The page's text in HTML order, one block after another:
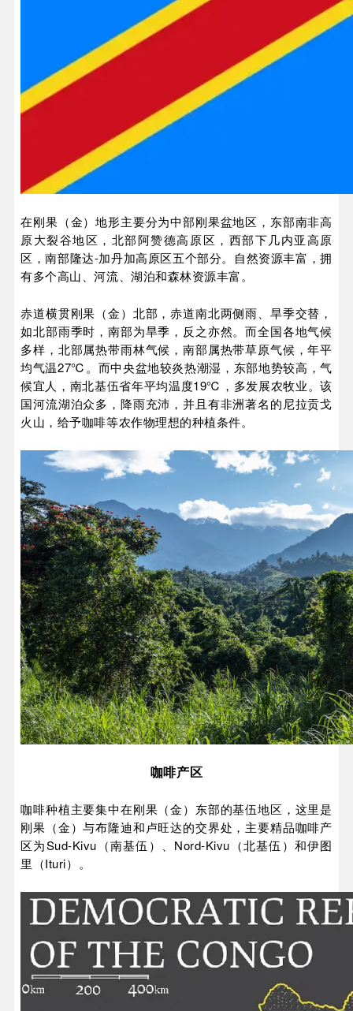
在刚果（金）地形主要分为中部刚果盆地区，东部南非高
原大裂谷地区，北部阿赞德高原区，西部下几内亚高原
区，南部隆达-加丹加高原区五个部分。自然资源丰富，拥
有多个高山、河流、湖泊和森林资源丰富。
赤道横贯刚果（金）北部，赤道南北两侧雨、旱季交替，
如北部雨季时，南部为旱季，反之亦然。而全国各地气候
多样，北部属热带雨林气候，南部属热带草原气候，年平
均气温27℃。而中央盆地较炎热潮湿，东部地势较高，气
候宜人，南北基伍省年平均温度19℃，多发展农牧业。该
国河流湖泊众多，降雨充沛，并且有非洲著名的尼拉贡戈
火山，给予咖啡等农作物理想的种植条件。
咖啡产区
咖啡种植主要集中在刚果（金）东部的基伍地区，这里是
刚果（金）与布隆迪和卢旺达的交界处，主要精品咖啡产
区为Sud-Kivu（南基伍）、Nord-Kivu（北基伍）和伊图
里（Ituri）。